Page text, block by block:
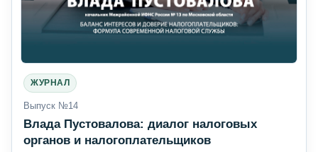
ЖУРНАЛ
Выпуск №14
Влада Пустовалова: диалог налоговых
органов и налогоплательщиков